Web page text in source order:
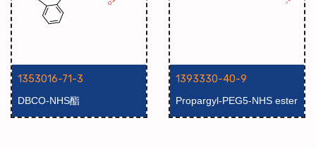
1353016-71-3
DBCO-NHS酯
1393330-40-9
Propargyl-PEG5-NHS ester